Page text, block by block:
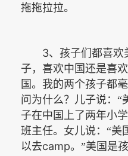
拖拖拉拉。
3、孩子们都喜欢
子，喜欢中国还是喜
国。我的两个孩子都
问为什么？儿子说：“
子在中国上了两年小
班主任。女儿说：“美
以去camp。”美国是